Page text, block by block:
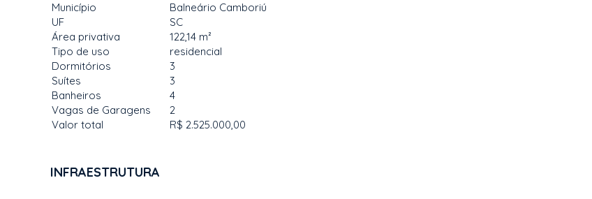
Município
Balneário Camboriú
UF
SC
Área privativa
122,14 m²
Tipo de uso
residencial
Dormitórios
3
Suítes
3
Banheiros
4
Vagas de Garagens
2
Valor total
R$ 2.525.000,00
INFRAESTRUTURA